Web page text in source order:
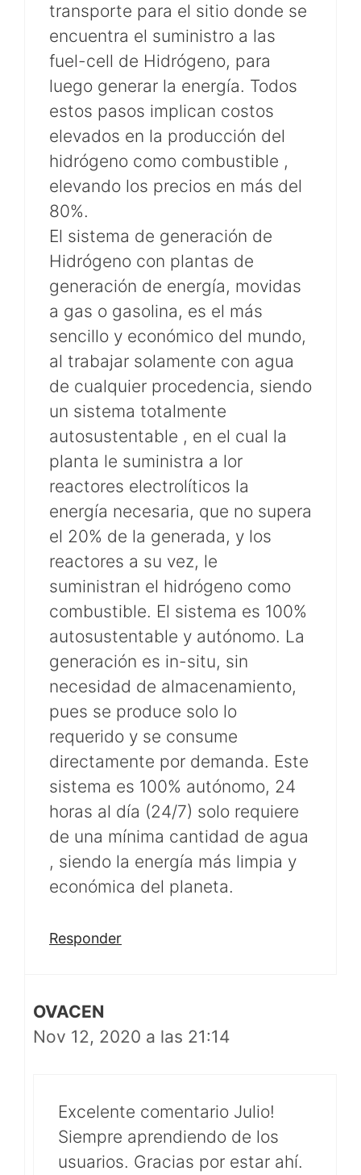
transporte para el sitio donde se
encuentra el suministro a las
fuel-cell de Hidrógeno, para
luego generar la energía. Todos
estos pasos implican costos
elevados en la producción del
hidrógeno como combustible ,
elevando los precios en más del
80%.
El sistema de generación de
Hidrógeno con plantas de
generación de energía, movidas
a gas o gasolina, es el más
sencillo y económico del mundo,
al trabajar solamente con agua
de cualquier procedencia, siendo
un sistema totalmente
autosustentable , en el cual la
planta le suministra a lor
reactores electrolíticos la
energía necesaria, que no supera
el 20% de la generada, y los
reactores a su vez, le
suministran el hidrógeno como
combustible. El sistema es 100%
autosustentable y autónomo. La
generación es in-situ, sin
necesidad de almacenamiento,
pues se produce solo lo
requerido y se consume
directamente por demanda. Este
sistema es 100% autónomo, 24
horas al día (24/7) solo requiere
de una mínima cantidad de agua
, siendo la energía más limpia y
económica del planeta.
Responder
OVACEN
Nov 12, 2020 a las 21:14
Excelente comentario Julio!
Siempre aprendiendo de los
usuarios. Gracias por estar ahí.